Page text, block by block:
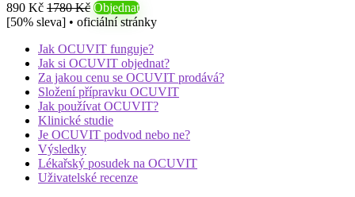
890 Kč 1780 Kč Objednat
[50% sleva] • oficiální stránky
Jak OCUVIT funguje?
Jak si OCUVIT objednat?
Za jakou cenu se OCUVIT prodává?
Složení přípravku OCUVIT
Jak používat OCUVIT?
Klinické studie
Je OCUVIT podvod nebo ne?
Výsledky
Lékařský posudek na OCUVIT
Uživatelské recenze